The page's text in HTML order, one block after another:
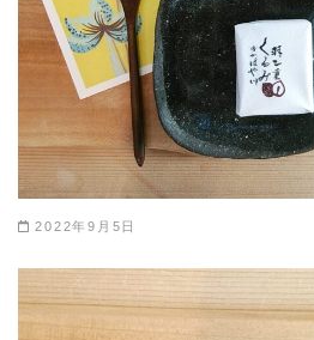
2022年9月5日